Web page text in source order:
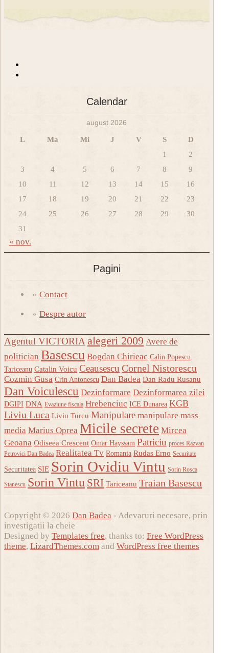
Calendar
august 2026
L Ma Mi J V S
D
1
2
3
4 5 6 7 8
9
10
11 12 13 14 15
16
17
18 19 20 21 22
23
24
25 26 27 28 29
30
31
« nov.
Pagini
Contact
Despre autor
Agentul VICTORIA alegeri 2009 Avere de
politician Basescu Bogdan Chirieac Calin Popescu
Tariceanu Catalin Voicu Ceausescu Cornel Nistorescu
Cozmin Gusa Crin Antonescu Dan Badea Dan Radu Rusanu
Dan Voiculescu Dezinformare Dezinformarea zilei
DGIPI DNA Evaziune fiscala Hrebenciuc ICE Dunarea KGB
Liviu Luca Liviu Turcu Manipulare manipulare mass
media Marius Oprea Micile secrete Mircea
Geoana Odiseea Crescent Omar Hayssam Patriciu proces Razvan
Petrovici Dan Badea Realitatea Tv Romania Rudas Erno Securitate
Securitatea SIE Sorin Ovidiu Vintu Sorin Rosca
Stanescu Sorin Vintu SRI Tariceanu Traian Basescu
Copyright © 2026 Dan Badea - Adevaruri necesare, prin
investigatii la cheie
Designed by Templates free, thanks to: Free WordPress
theme, LizardThemes.com and WordPress free themes